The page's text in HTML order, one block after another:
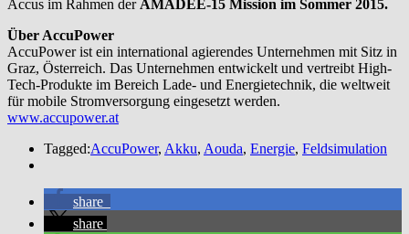
Accus im Rahmen der AMADEE-15 Mission im Sommer 2015.
Über AccuPower
AccuPower ist ein international agierendes Unternehmen mit Sitz in
Graz, Österreich. Das Unternehmen entwickelt und vertreibt High-
Tech-Produkte im Bereich Lade- und Energietechnik, die weltweit
für mobile Stromversorgung eingesetzt werden.
www.accupower.at
Tagged:AccuPower, Akku, Aouda, Energie, Feldsimulation
share
share